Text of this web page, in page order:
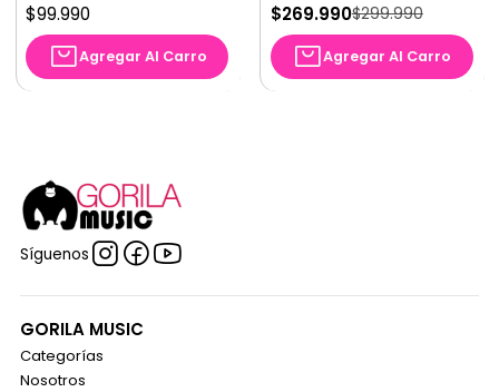
$99.990
Agregar Al Carro
$269.990$299.990
Agregar Al Carro
Síguenos
GORILA MUSIC
Categorías
Nosotros